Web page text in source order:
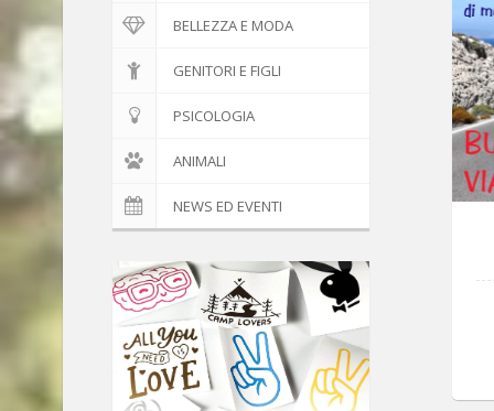
BELLEZZA E MODA
GENITORI E FIGLI
PSICOLOGIA
ANIMALI
NEWS ED EVENTI